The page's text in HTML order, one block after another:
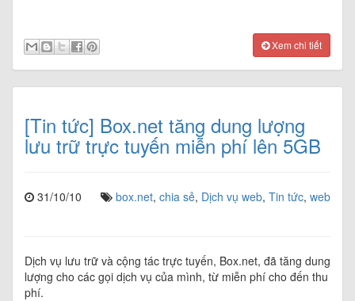
Xem chi tiết
[Tin tức] Box.net tăng dung lượng
lưu trữ trực tuyến miễn phí lên 5GB
31/10/10 box.net, chia sẻ, Dịch vụ web, Tin tức, web
Dịch vụ lưu trữ và cộng tác trực tuyến, Box.net, đã tăng dung
lượng cho các gọi dịch vụ của mình, từ miễn phí cho đến thu
phí.